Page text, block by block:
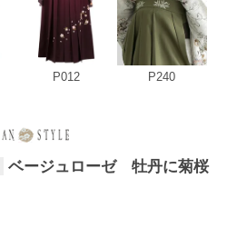
P012 P240
ベージュローゼ 牡丹に菊桜